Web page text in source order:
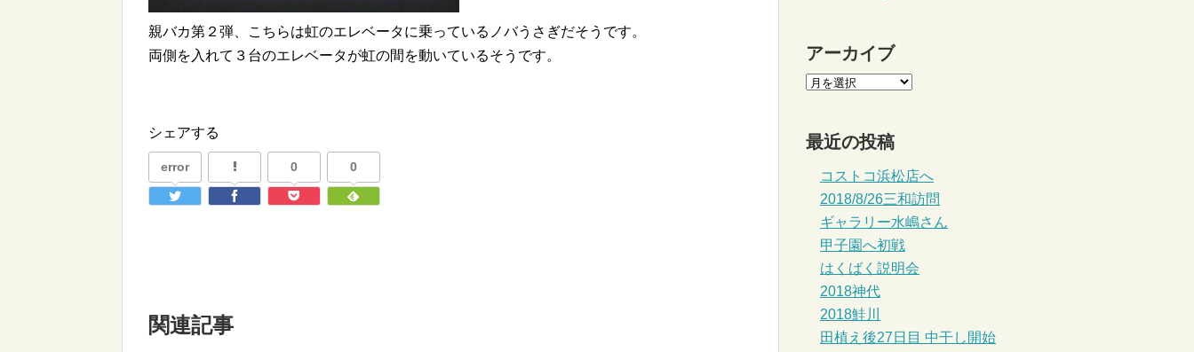
親バカ第２弾、こちらは虹のエレベータに乗っているノバうさぎだそうです。
両側を入れて３台のエレベータが虹の間を動いているそうです。
シェアする
error 0 0
関連記事
アーカイブ
最近の投稿
コストコ浜松店へ
2018/8/26三和訪問
ギャラリー水嶋さん
甲子園へ初戦
はくばく説明会
2018神代
2018鮭川
田植え後27日目 中干し開始